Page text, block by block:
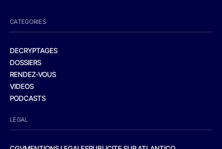
CATEGORIES
DECRYPTAGES
DOSSIERS
RENDEZ-VOUS
VIDEOS
PODCASTS
LEGAL